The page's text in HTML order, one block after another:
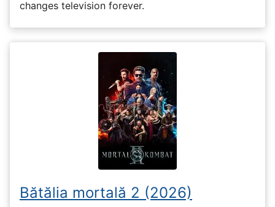
changes television forever.
Bătălia mortală 2 (2026)